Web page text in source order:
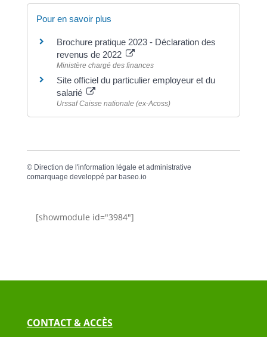
Pour en savoir plus
Brochure pratique 2023 - Déclaration des
revenus de 2022
Ministère chargé des finances
Site officiel du particulier employeur et du
salarié
Urssaf Caisse nationale (ex-Acoss)
© Direction de l'information légale et administrative
comarquage developpé par baseo.io
[showmodule id="3984"]
CONTACT & ACCÈS